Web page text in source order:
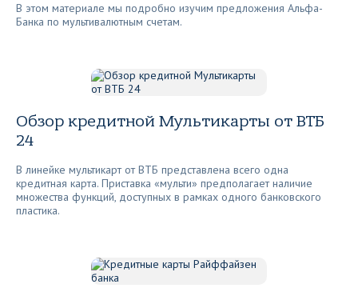
В этом материале мы подробно изучим предложения Альфа-
Банка по мультивалютным счетам.
Обзор кредитной Мультикарты от ВТБ
24
В линейке мультикарт от ВТБ представлена всего одна
кредитная карта. Приставка «мульти» предполагает наличие
множества функций, доступных в рамках одного банковского
пластика.